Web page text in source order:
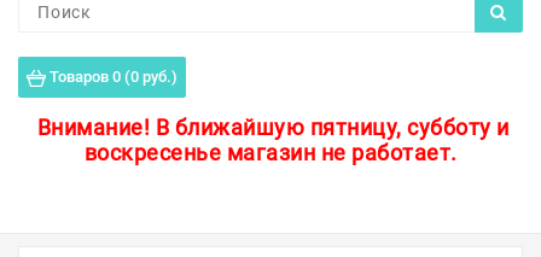
Товаров 0 (0 руб.)
Внимание! В ближайшую пятницу, субботу и
воскресенье магазин не работает.
Пороги для пола
Защитные уголки